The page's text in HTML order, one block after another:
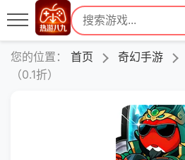
您的位置： 首页 奇幻手游
（0.1折）